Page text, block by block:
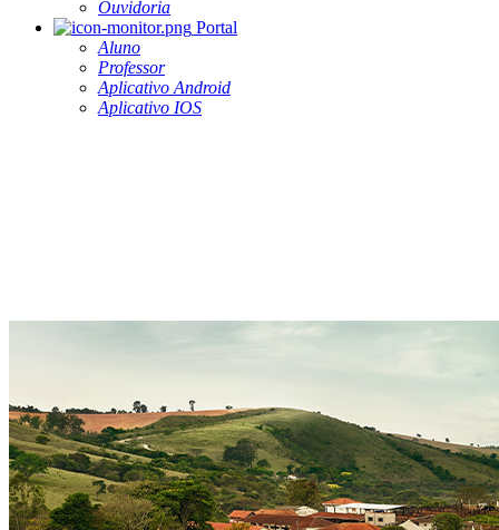
Ouvidoria
Portal
Aluno
Professor
Aplicativo Android
Aplicativo IOS